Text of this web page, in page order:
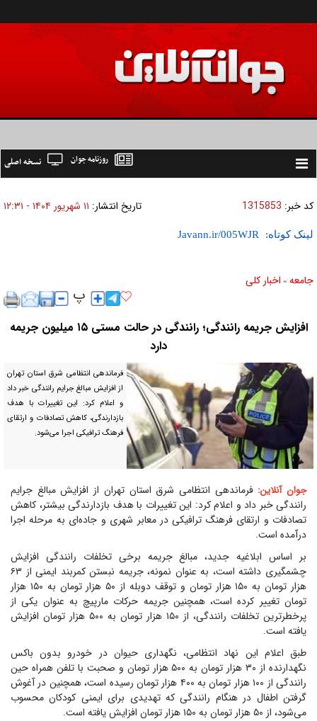
Toggle
نسخه اصلی روزنامه جوان
کد خبر: 1315853 تاریخ انتشار: ۱۱ شهريور ۱۴۰۴ - ۱۲:۳۱
لینک کوتاه:
جامعه » اخبار كلی
افزایش جریمه رانندگی؛ رانندگی در حالت مستی ۱۵ میلیون جریمه
دارد
فرماندهی انتظامی شرق استان تهران
از افزایش مبالغ جرایم رانندگی خبر داد
و اعلام کرد: این تغییرات با هدف
بازدارندگی، کاهش تصادفات و ارتقای
فرهنگ ترافیکی اجرا می‌شود.
جوان آنلاین: فرماندهی انتظامی شرق استان تهران از افزایش مبالغ جرایم
رانندگی خبر داد و اعلام کرد: این تغییرات با هدف بازدارندگی بیشتر، کاهش
تصادفات و ارتقای فرهنگ ترافیکی در معابر شهری و جاده‌ای به مرحله اجرا
درآمده است.
بر اساس ابلاغیه جدید، مبالغ جریمه برخی تخلفات رانندگی افزایش
چشمگیری داشته است، به عنوان نمونه، جریمه نبستن کمربند ایمنی از ۶۳
هزار تومان به ۱۵۰ هزار تومان و توقف دوبله از ۵۰ هزار تومان به ۱۵۰ هزار
تومان تغییر کرده است، همچنین جریمه حرکات مارپیچ به عنوان یکی از
پرخطرترین تخلفات رانندگی، از ۱۵۰ هزار تومان به ۵۰۰ هزار تومان افزایش
یافته است.
طبق اعلام این نهاد انتظامی، نگهداری حیوان در خودرو بدون باکس
نگهدارنده از ۳۰ هزار تومان به ۵۰۰ هزار تومان و صحبت با تلفن همراه حین
رانندگی از ۱۰۰ هزار تومان به ۴۰۰ هزار تومان رسیده است، همچنین در آغوش
گرفتن اطفال در هنگام رانندگی که تهدیدی برای ایمنی کودکان محسوب
می‌شود، از ۵۰ هزار تومان به ۱۵۰ هزار تومان افزایش یافته است.